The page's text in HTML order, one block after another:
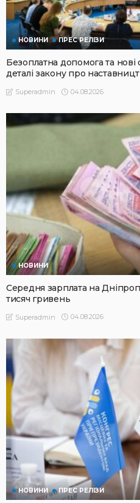
НОВИНИ ПРЕС РЕЛІЗИ
Безоплатна допомога та
деталі закону про
Superadmin 04.08.2026
НОВИНИ
Середня зарплата на
тисяч гривень
Superadmin 04.08.2026
НОВИНИ ПРЕС РЕЛІЗИ